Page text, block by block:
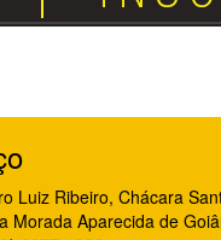
Luiz Ribeiro, Chácara
Morada Aparecida de